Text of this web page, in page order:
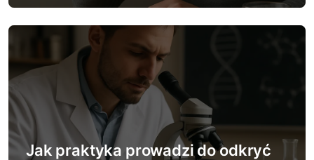
Jak praktyka prowadzi do odkryć